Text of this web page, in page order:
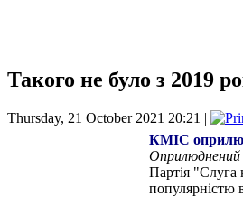
Такого не було з 2019
Thursday, 21 October 2021 20:21 |
КМІС
Оприлюднений
Партія "Слуга
популярністю